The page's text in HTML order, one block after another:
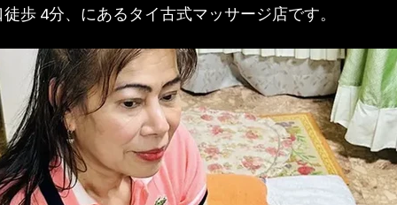
歩 4分、にあるタイ古式マッサージ店です。